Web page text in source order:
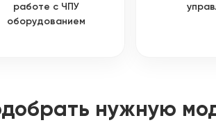
работе с ЧПУ
оборудованием
нужную